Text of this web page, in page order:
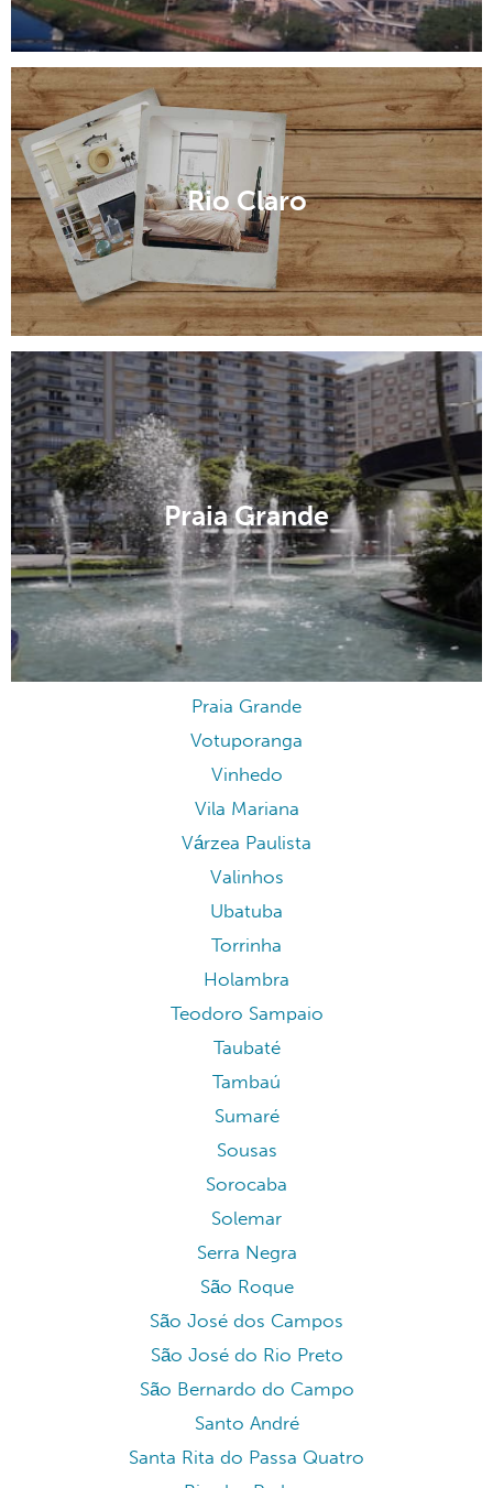
Rio Claro
Praia Grande
Praia Grande
Votuporanga
Vinhedo
Vila Mariana
Várzea Paulista
Valinhos
Ubatuba
Torrinha
Holambra
Teodoro Sampaio
Taubaté
Tambaú
Sumaré
Sousas
Sorocaba
Solemar
Serra Negra
São Roque
São José dos Campos
São José do Rio Preto
São Bernardo do Campo
Santo André
Santa Rita do Passa Quatro